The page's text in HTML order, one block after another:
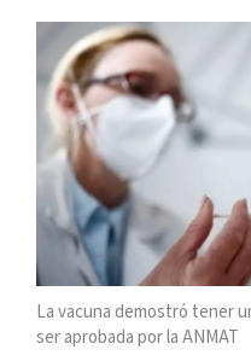
La vacuna demostró tener
ser aprobada por la ANMAT